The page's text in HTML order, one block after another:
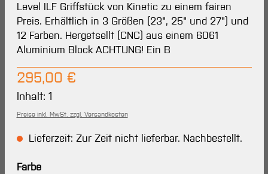
Level ILF Griffstück von Kinetic zu einem fairen
Preis. Erhältlich in 3 Größen (23", 25" und 27") und
12 Farben. Hergetsellt (CNC) aus einem 6061
Aluminium Block ACHTUNG! Ein B
Regulärer Preis:
295,00 €
Inhalt: 1
Preise inkl. MwSt. zzgl. Versandkosten
Lieferzeit: Zur Zeit nicht lieferbar. Nachbestellt.
Farbeauswählen